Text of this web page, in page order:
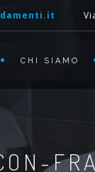
CHI SIAMO